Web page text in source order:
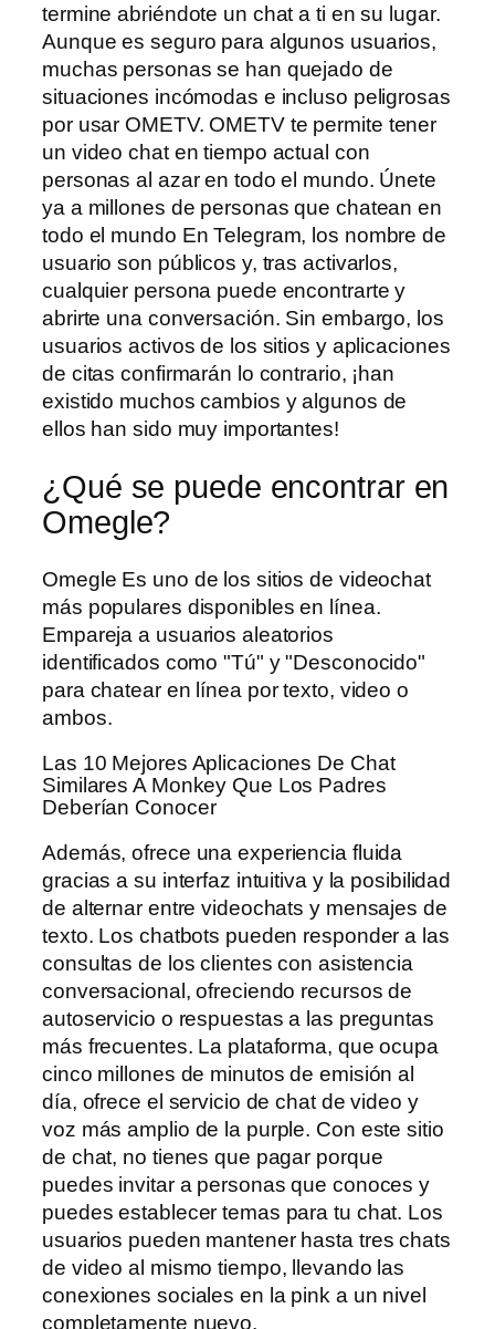
termine abriéndote un chat a ti en su lugar.
Aunque es seguro para algunos usuarios,
muchas personas se han quejado de
situaciones incómodas e incluso peligrosas
por usar OMETV. OMETV te permite tener
un video chat en tiempo actual con
personas al azar en todo el mundo. Únete
ya a millones de personas que chatean en
todo el mundo En Telegram, los nombre de
usuario son públicos y, tras activarlos,
cualquier persona puede encontrarte y
abrirte una conversación. Sin embargo, los
usuarios activos de los sitios y aplicaciones
de citas confirmarán lo contrario, ¡han
existido muchos cambios y algunos de
ellos han sido muy importantes!
¿Qué se puede encontrar en
Omegle?
Omegle Es uno de los sitios de videochat
más populares disponibles en línea.
Empareja a usuarios aleatorios
identificados como "Tú" y "Desconocido"
para chatear en línea por texto, video o
ambos.
Las 10 Mejores Aplicaciones De Chat
Similares A Monkey Que Los Padres
Deberían Conocer
Además, ofrece una experiencia fluida
gracias a su interfaz intuitiva y la posibilidad
de alternar entre videochats y mensajes de
texto. Los chatbots pueden responder a las
consultas de los clientes con asistencia
conversacional, ofreciendo recursos de
autoservicio o respuestas a las preguntas
más frecuentes. La plataforma, que ocupa
cinco millones de minutos de emisión al
día, ofrece el servicio de chat de video y
voz más amplio de la purple. Con este sitio
de chat, no tienes que pagar porque
puedes invitar a personas que conoces y
puedes establecer temas para tu chat. Los
usuarios pueden mantener hasta tres chats
de video al mismo tiempo, llevando las
conexiones sociales en la pink a un nivel
completamente nuevo.